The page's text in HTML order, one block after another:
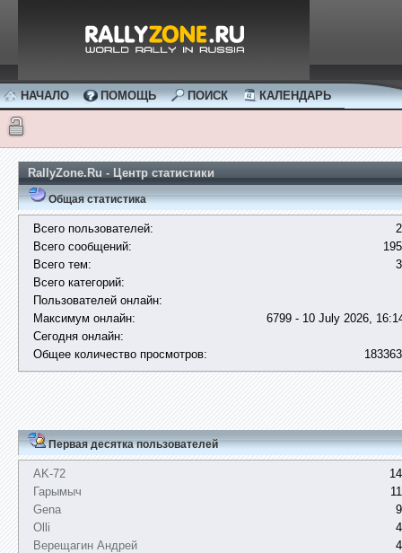
НАЧАЛО ПОМОЩЬ ПОИСК КАЛЕНДАРЬ
RallyZone.Ru - Центр статистики
Общая статистика
Всего пользователей:
Всего сообщений:
Всего тем:
Всего категорий:
Пользователей онлайн:
Максимум онлайн:
6799 - 10 July 2026,
Сегодня онлайн:
Общее количество просмотров:
Первая десятка пользователей
AK-72
Гарымыч
Gena
Olli
Верещагин Андрей